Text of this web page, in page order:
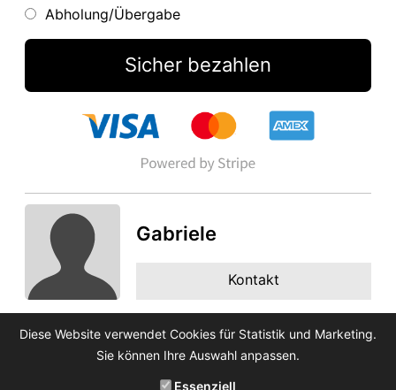
Abholung/Übergabe
Sicher bezahlen
Gabriele
Kontakt
Diese Website verwendet Cookies für Statistik und Marketing.
Sie können Ihre Auswahl anpassen.
Essenziell